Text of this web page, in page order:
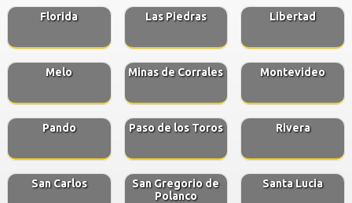
Florida Las Piedras Libertad
Melo Minas de Corrales Montevideo
Pando Paso de los Toros Rivera
San Carlos
San Gregorio de
Polanco
Santa Lucia